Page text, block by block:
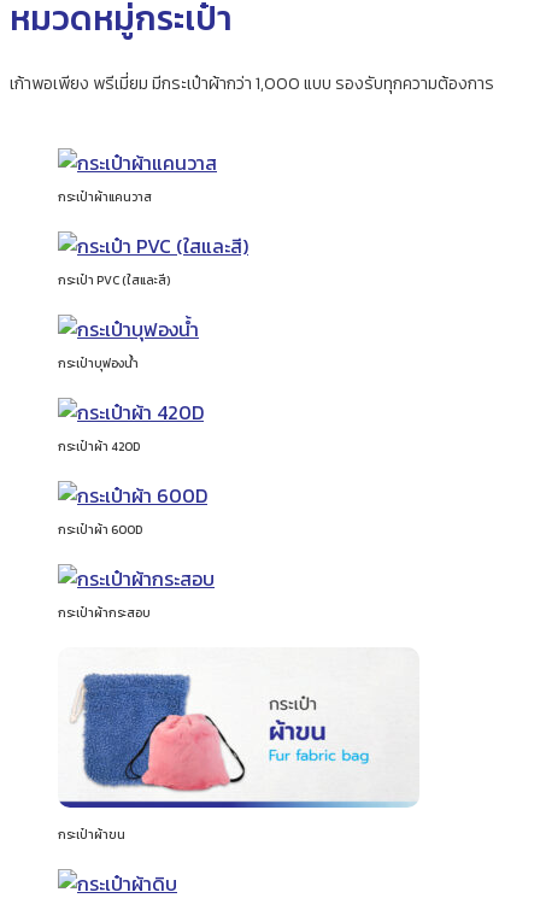
หมวดหมู่กระเป๋า
เก้าพอเพียง พรีเมี่ยม มีกระเป๋าผ้ากว่า 1,000 แบบ รองรับทุกความต้องการ
กระเป๋าผ้าแคนวาส
กระเป๋า PVC (ใสและสี)
กระเป๋าบุฟองน้ำ
กระเป๋าผ้า 420D
กระเป๋าผ้า 600D
กระเป๋าผ้ากระสอบ
กระเป๋าผ้าขน